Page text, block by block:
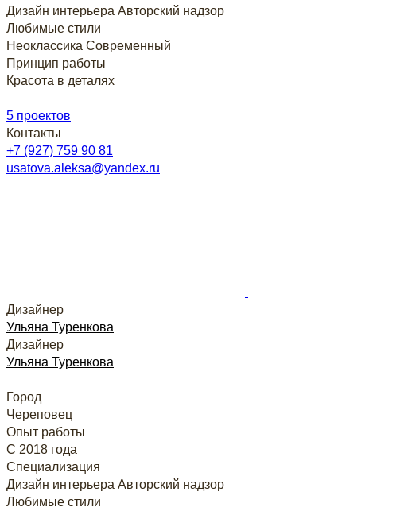
Дизайн интерьера Авторский надзор
Любимые стили
Неоклассика Современный
Принцип работы
Красота в деталях
5 проектов
Контакты
+7 (927) 759 90 81
usatova.aleksa@yandex.ru
Дизайнер
Ульяна Туренкова
Дизайнер
Ульяна Туренкова
Город
Череповец
Опыт работы
С 2018 года
Специализация
Дизайн интерьера Авторский надзор
Любимые стили